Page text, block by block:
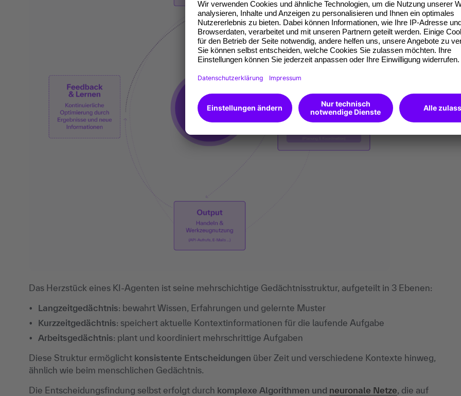
Das Herzstück eines KI-Agenten ist seine mehrschichtige Gedächtnisstruktur, aufgeteilt in 3 Ebenen:
Langzeitgedächtnis: bewahrt Wissen, Erfahrungen und gelernte Muster
Kurzzeitgedächtnis: speichert aktuelle Kontextinformationen für die laufende Aufgabe
Arbeitsgedächtnis: plant und koordiniert mehrschrittige Aufgaben
Diese Struktur ermöglicht konsistente Entscheidungen über Zeit und verschiedene Kontexte hinweg,
ähnlich wie beim menschlichen Gedächtnis.
Die Entscheidungsfindung selbst erfolgt durch komplexe Algorithmen und neuronale Netze, die auf